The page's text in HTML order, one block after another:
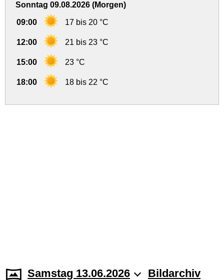
Sonntag 09.08.2026 (Morgen)
09:00 17 bis 20 °C
12:00 21 bis 23 °C
15:00 23 °C
18:00 18 bis 22 °C
Samstag 13.06.2026 Bildarchiv